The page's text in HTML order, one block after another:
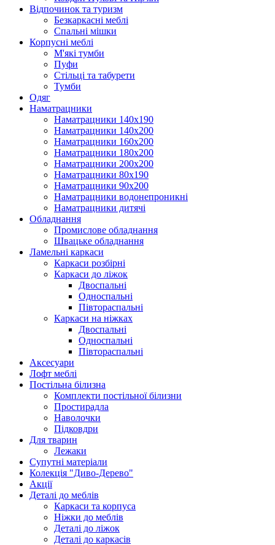
Відпочинок та туризм
Безкаркасні меблі
Спальні мішки
Корпусні меблі
М'які тумби
Пуфи
Стільці та табурети
Тумби
Одяг
Наматрацники
Наматрацники 140х190
Наматрацники 140х200
Наматрацники 160х200
Наматрацники 180х200
Наматрацники 200х200
Наматрацники 80х190
Наматрацники 90х200
Наматрацники водонепроникні
Наматрацники дитячі
Обладнання
Промислове обладнання
Швацьке обладнання
Ламельні каркаси
Каркаси розбірні
Каркаси до ліжок
Двоспальні
Односпальні
Півтораспальні
Каркаси на ніжках
Двоспальні
Односпальні
Півтораспальні
Аксесуари
Лофт меблі
Постільна білизна
Комплекти постільної білизни
Простирадла
Наволочки
Підковдри
Для тварин
Лежаки
Супутні матеріали
Колекція "Диво-Дерево"
Акції
Деталі до меблів
Каркаси та корпуса
Ніжки до меблів
Деталі до ліжок
Деталі до каркасів